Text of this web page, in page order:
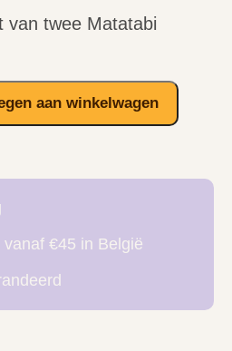
van twee Matatabi
aan winkelwagen
€45 in België